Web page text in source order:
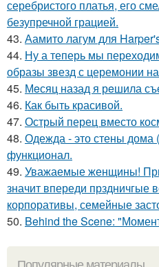
серебристого платья, его
безупречной грацией.
43. Аамито лагум для
44. Ну а теперь мы
образы звезд с церемонии
45. Мeсяц назад я рeшила
46. Как быть красивой.
47. Острый перец вместо
48. Одежда - это стены дома
функционал.
49. Уважаемые женщины!
значит впереди прздничгые
корпоративы, семейные
50. Behind the Scene: